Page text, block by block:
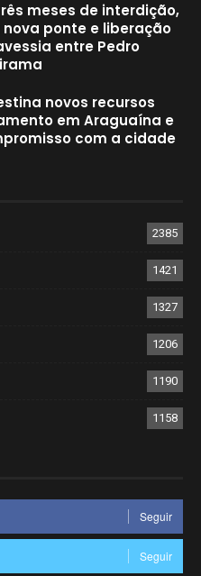
meses de interdição,
nova ponte e liberação
entre Pedro
novos recursos
em Araguaína e
com a cidade
2385
1421
1327
1206
1190
1158
Seguir
Seguir